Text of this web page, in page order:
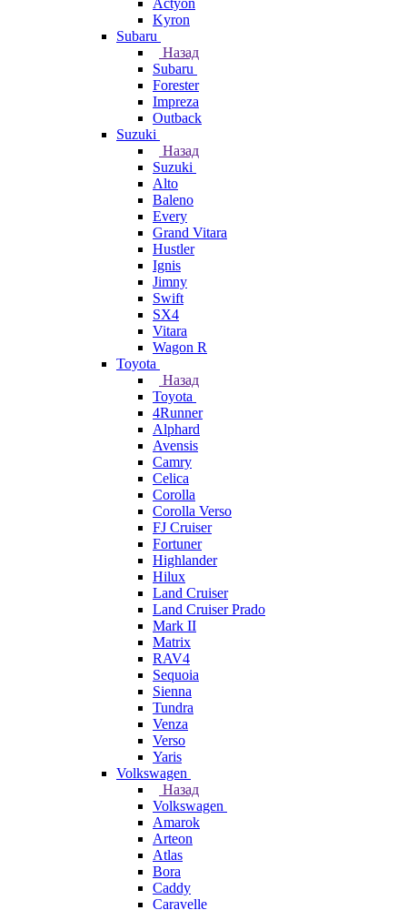
Actyon
Kyron
Subaru
Назад
Subaru
Forester
Impreza
Outback
Suzuki
Назад
Suzuki
Alto
Baleno
Every
Grand Vitara
Hustler
Ignis
Jimny
Swift
SX4
Vitara
Wagon R
Toyota
Назад
Toyota
4Runner
Alphard
Avensis
Camry
Celica
Corolla
Corolla Verso
FJ Cruiser
Fortuner
Highlander
Hilux
Land Cruiser
Land Cruiser Prado
Mark II
Matrix
RAV4
Sequoia
Sienna
Tundra
Venza
Verso
Yaris
Volkswagen
Назад
Volkswagen
Amarok
Arteon
Atlas
Bora
Caddy
Caravelle